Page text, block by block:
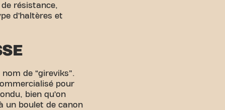
résistance,
d’haltères et
de “gireviks”.
pour
bien qu’on
un boulet de canon